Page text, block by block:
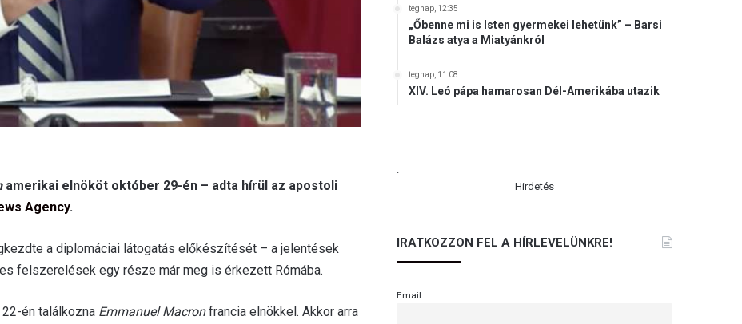
amerikai elnököt október 29-én – adta hírül az apostoli
Agency.
a diplomáciai látogatás előkészítését – a jelentések
felszerelések egy része már meg is érkezett Rómába.
én találkozna Emmanuel Macronfrancia elnökkel. Akkor arra
tegnap, 12:35
„Őbenne mi is Isten gyermekei lehetünk” – Barsi
Balázs atya a Miatyánkról
tegnap, 11:08
XIV. Leó pápa hamarosan Dél-Amerikába utazik
.
Hirdetés
IRATKOZZON FEL A HÍRLEVELÜNKRE!
Email